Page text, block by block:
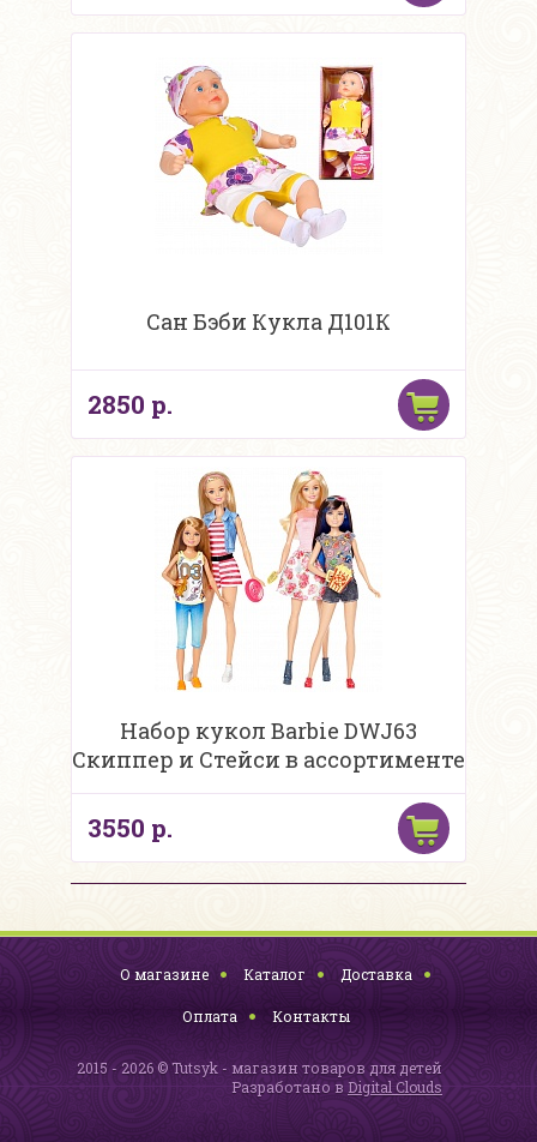
Сан Бэби Кукла Д101К
2850 р.
Набор кукол Barbie DWJ63
Скиппер и Стейси в ассортименте
3550 р.
О магазине Каталог Доставка
Оплата Контакты
2015 - 2026 © Tutsyk - магазин товаров для детей
Разработано в Digital Clouds